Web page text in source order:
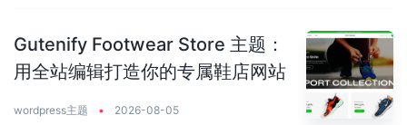
Gutenify Footwear Store 主题：
用全站编辑打造你的专属鞋店网站
wordpress主题 • 2026-08-05